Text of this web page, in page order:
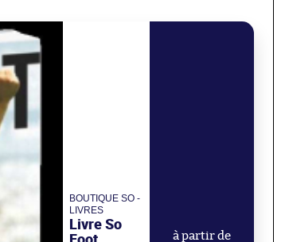
BOUTIQUE SO -
LIVRES
Livre So
à partir de